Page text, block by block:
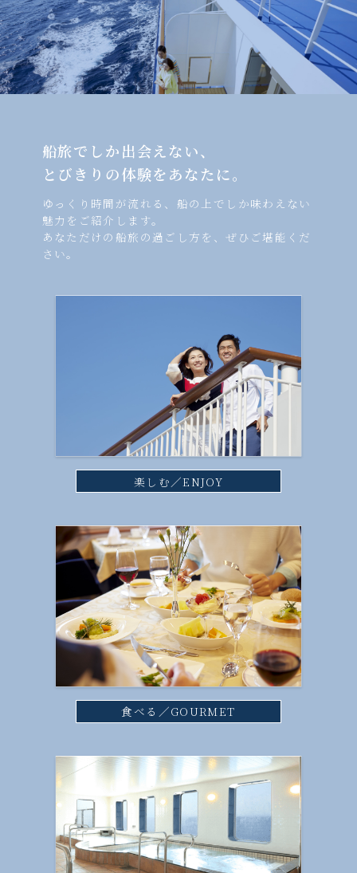
船旅でしか出会えない、
とびきりの体験をあなたに。
ゆっくり時間が流れる、船の上でしか味わえない
魅力をご紹介します。
あなただけの船旅の過ごし方を、ぜひご堪能くだ
さい。
楽しむ／ENJOY
食べる／GOURMET